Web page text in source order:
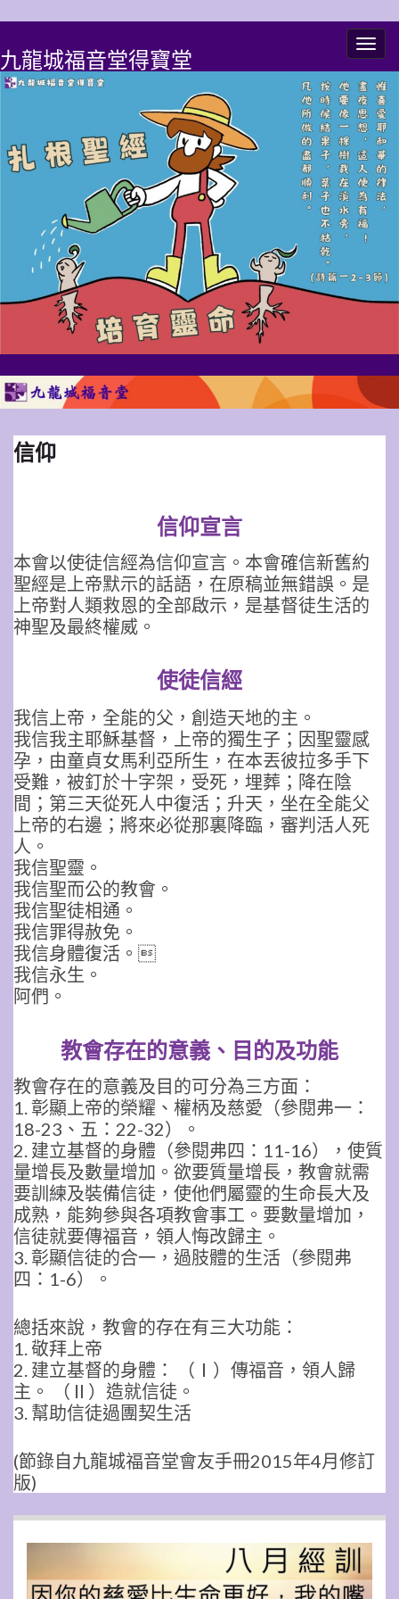
九龍城福音堂得寶堂
信仰
信仰宣言
本會以使徒信經為信仰宣言。本會確信新舊約
聖經是上帝默示的話語，在原稿並無錯誤。是
上帝對人類救恩的全部啟示，是基督徒生活的
神聖及最終權威。
使徒信經
我信上帝，全能的父，創造天地的主。
我信我主耶穌基督，上帝的獨生子；因聖靈感
孕，由童貞女馬利亞所生，在本丟彼拉多手下
受難，被釘於十字架，受死，埋葬；降在陰
間；第三天從死人中復活；升天，坐在全能父
上帝的右邊；將來必從那裏降臨，審判活人死
人。
我信聖靈。
我信聖而公的教會。
我信聖徒相通。
我信罪得赦免。
我信身體復活。
我信永生。
阿們。
教會存在的意義、目的及功能
教會存在的意義及目的可分為三方面：
1. 彰顯上帝的榮耀、權柄及慈愛（參閱弗一：
18-23 、五： 22-32）。
2. 建立基督的身體（參閱弗四： 11-16），使質
量增長及數量增加。欲要質量增長，教會就需
要訓練及裝備信徒，使他們屬靈的生命長大及
成熟，能夠參與各項教會事工。要數量增加，
信徒就要傳福音，領人悔改歸主。
3. 彰顯信徒的合一，過肢體的生活（參閱弗
四： 1-6）。
總括來說，教會的存在有三大功能：
1. 敬拜上帝
2. 建立基督的身體： （Ⅰ）傳福音，領人歸
主。 （Ⅱ）造就信徒。
3. 幫助信徒過團契生活
(節錄自九龍城福音堂會友手冊2015年4月修訂
版)